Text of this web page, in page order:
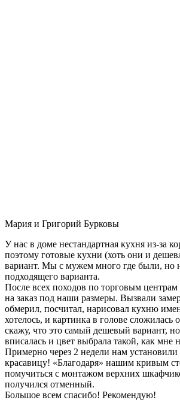
Мария и Григорий Бурковы
У нас в доме нестандартная кухня из-за
поэтому готовые кухни (хоть они и
вариант. Мы с мужем много где были, но
подходящего варианта.
После всех походов по торговым
на заказ под наши размеры. Вызвали
обмерил, посчитал, нарисовал кухню
хотелось, и картинка в голове сложилась
скажу, что это самый дешевый вариант,
вписалась и цвет выбрала такой, как мне
Примерно через 2 недели нам
красавицу! «Благодаря» нашим кривым
помучиться с монтажом верхних
получился отменный.
Большое всем спасибо! Рекомендую!